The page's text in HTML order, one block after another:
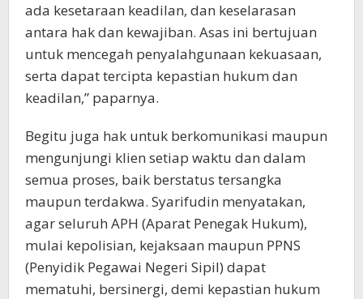
ada kesetaraan keadilan, dan keselarasan
antara hak dan kewajiban. Asas ini bertujuan
untuk mencegah penyalahgunaan kekuasaan,
serta dapat tercipta kepastian hukum dan
keadilan,” paparnya.
Begitu juga hak untuk berkomunikasi maupun
mengunjungi klien setiap waktu dan dalam
semua proses, baik berstatus tersangka
maupun terdakwa. Syarifudin menyatakan,
agar seluruh APH (Aparat Penegak Hukum),
mulai kepolisian, kejaksaan maupun PPNS
(Penyidik Pegawai Negeri Sipil) dapat
mematuhi, bersinergi, demi kepastian hukum